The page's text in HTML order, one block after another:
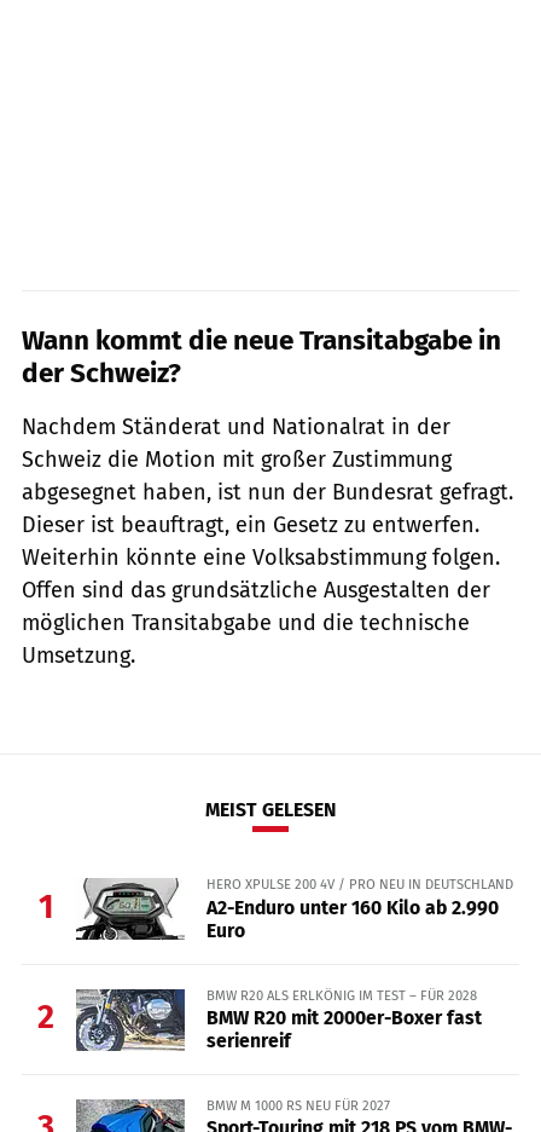
Wann kommt die neue Transitabgabe in
der Schweiz?
Nachdem Ständerat und Nationalrat in der
Schweiz die Motion mit großer Zustimmung
abgesegnet haben, ist nun der Bundesrat gefragt.
Dieser ist beauftragt, ein Gesetz zu entwerfen.
Weiterhin könnte eine Volksabstimmung folgen.
Offen sind das grundsätzliche Ausgestalten der
möglichen Transitabgabe und die technische
Umsetzung.
MEIST GELESEN
1
HERO XPULSE 200 4V / PRO NEU IN DEUTSCHLAND
A2-Enduro unter 160 Kilo ab 2.990
Euro
2
BMW R20 ALS ERLKÖNIG IM TEST – FÜR 2028
BMW R20 mit 2000er-Boxer fast
serienreif
BMW M 1000 RS NEU FÜR 2027